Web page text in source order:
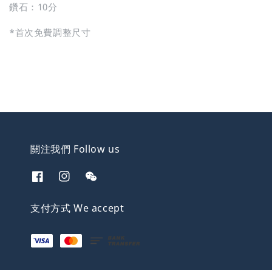
鑽石：10分
*首次免費調整尺寸
關注我們 Follow us
支付方式 We accept